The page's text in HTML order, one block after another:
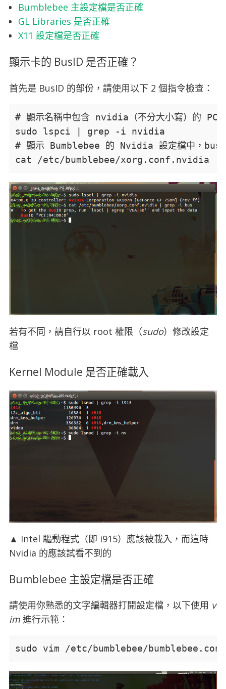
Bumblebee 主設定檔是否正確
GL Libraries 是否正確
X11 設定檔是否正確
顯示卡的 BusID 是否正確？
首先是 BusID 的部份，請使用以下 2 個指令檢查：
# 顯示名稱中包含 nvidia（不分大小寫）的
sudo lspci | grep -i nvidia
# 顯示 Bumblebee 的 Nvidia 設定檔中，bus
cat /etc/bumblebee/xorg.conf.nvidia
若有不同，請自行以 root 權限（sudo）修改設定
檔
Kernel Module 是否正確載入
▲ Intel 驅動程式（即 i915）應該被載入，而這時
Nvidia 的應該試看不到的
Bumblebee 主設定檔是否正確
請使用你熟悉的文字編輯器打開設定檔，以下使用 v
im 進行示範：
sudo vim /etc/bumblebee/bumblebee.conf